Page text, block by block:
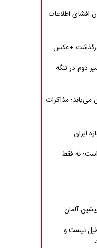
افشای اطلاعات
درگذشت +عکس
دوم در تنگه
می‌یابد؛ مذاکرات
ایران
نه فقط
آلمان
نیست و